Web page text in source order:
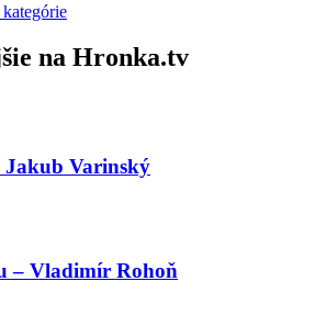
na Hronka.tv
Jakub Varinský
– Vladimír Rohoň